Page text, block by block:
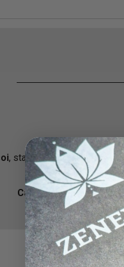
, stabilité émotionnelle,
Calme les nerfset les